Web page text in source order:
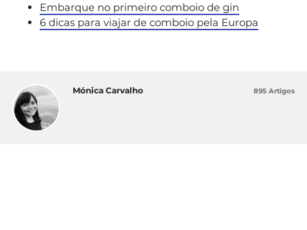
Embarque no primeiro comboio de gin
6 dicas para viajar de comboio pela Europa
Mónica Carvalho 895 Artigos